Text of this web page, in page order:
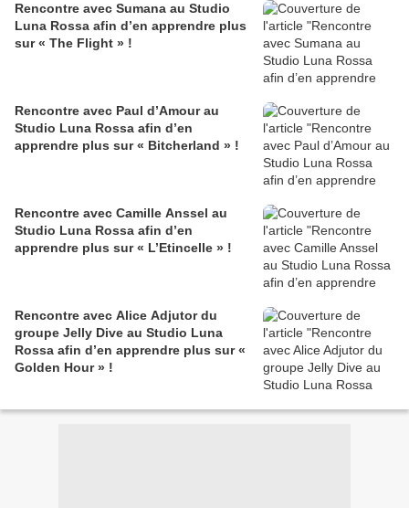
Rencontre avec Sumana au Studio
Luna Rossa afin d’en apprendre plus
sur « The Flight » !
Rencontre avec Paul d’Amour au
Studio Luna Rossa afin d’en
apprendre plus sur « Bitcherland » !
Rencontre avec Camille Anssel au
Studio Luna Rossa afin d’en
apprendre plus sur « L’Etincelle » !
Rencontre avec Alice Adjutor du
groupe Jelly Dive au Studio Luna
Rossa afin d’en apprendre plus sur «
Golden Hour » !